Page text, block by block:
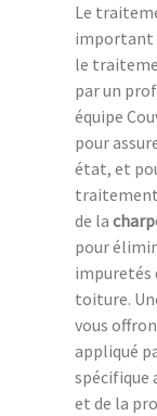
Le
important
le
par un
équipe
pour
état, et
traitement
de la
pour
impuretés
toiture.
vous
appliqué
spécifique
et de la